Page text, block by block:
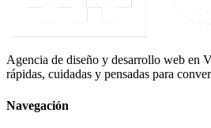
Agencia de diseño y desarrollo web en
rápidas, cuidadas y pensadas para
Navegación